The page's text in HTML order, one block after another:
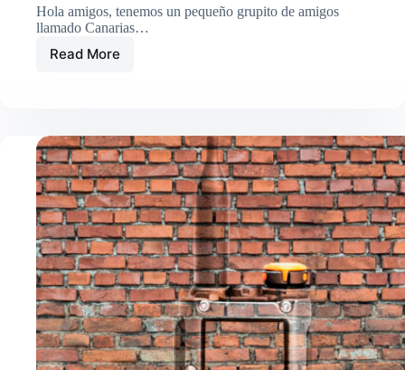
Hola amigos, tenemos un pequeño grupito de amigos
llamado Canarias…
Read More
Canarias
el
evento
del
75
aniversario
de
la
URE.